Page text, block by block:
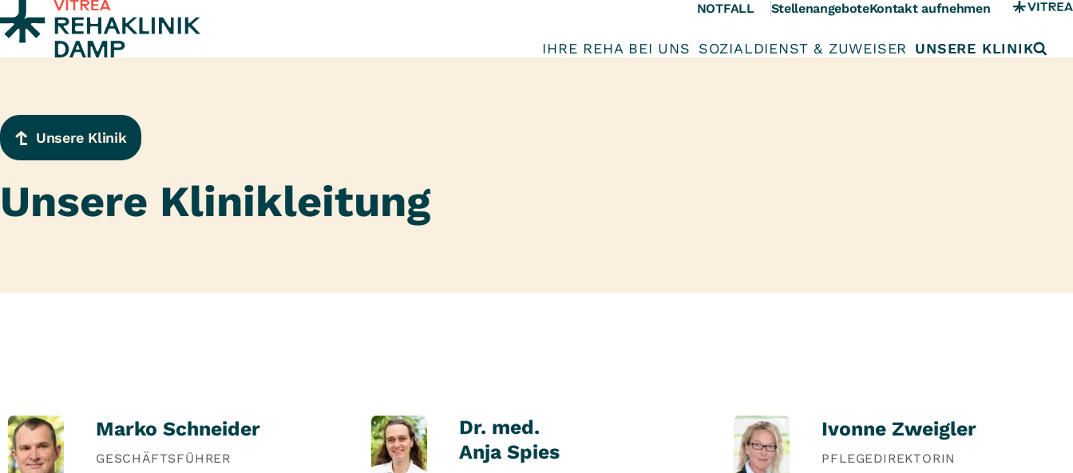
Zum Inhalt springen NOTFALL StellenangeboteKontakt aufnehmen
IHRE REHA BEI UNS SOZIALDIENST & ZUWEISER UNSERE KLINIK
Unsere Klinik
Unsere Klinikleitung
Marko Schneider
GESCHÄFTSFÜHRER
Dr. med.
Anja Spies
Ivonne Zweigler
PFLEGEDIREKTORIN